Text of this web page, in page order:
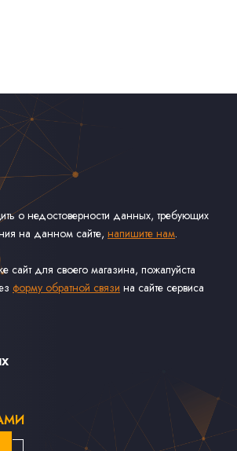
о недостоверности данных, требующих
на данном сайте, напишите нам.
сайт для своего магазина, пожалуйста
форму обратной связи на сайте сервиса
Кассет